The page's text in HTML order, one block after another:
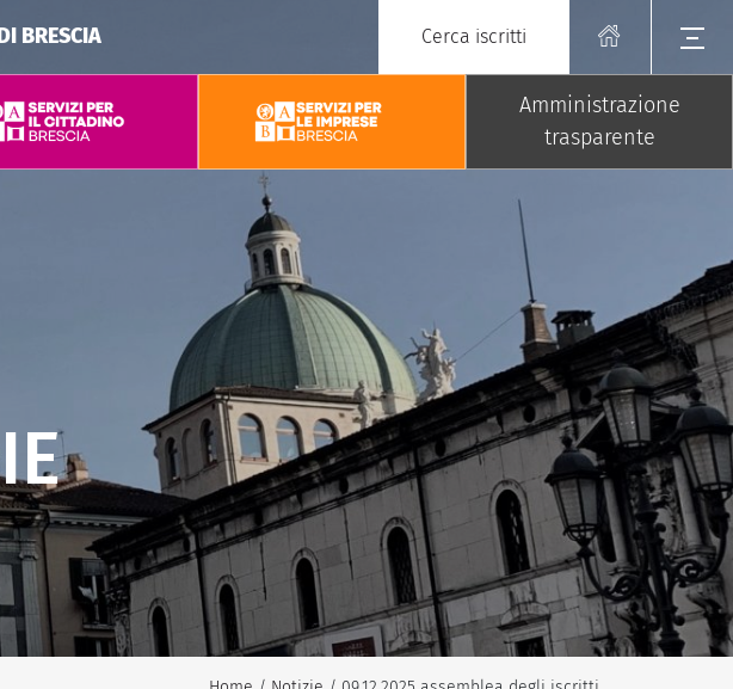
BRESCIA Cerca iscritti
Amministrazione
trasparente